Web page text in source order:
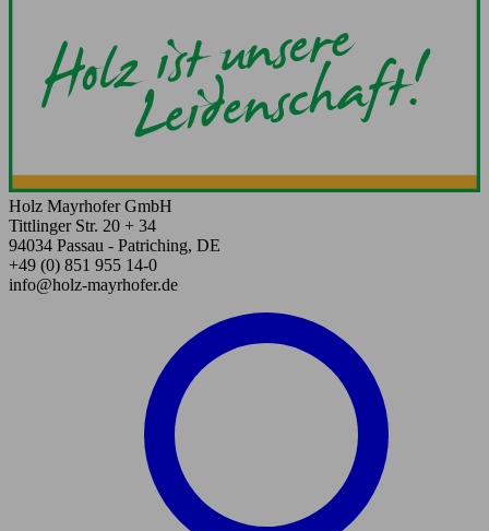
Holz Mayrhofer GmbH
Tittlinger Str. 20 + 34
94034 Passau - Patriching, DE
+49 (0) 851 955 14-0
info@holz-mayrhofer.de